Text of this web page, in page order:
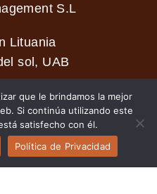
S.L
Lituania
sol, UAB
del sol
que le brindamos la mejor
Si continúa utilizando este
satisfecho con él.
Política de Privacidad